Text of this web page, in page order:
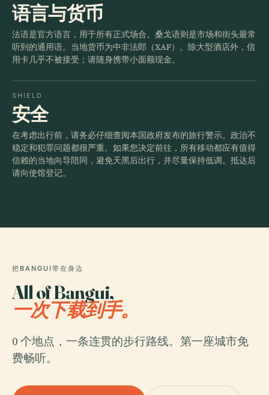
语言与货币
法语是官方语言，用于所有正式场合。桑戈语则是市场和街头最常
听到的通用语。当地货币为中非法郎（XAF）。除大型酒店外，信
用卡几乎不被接受；请随身携带小面额现金。
SHIELD
安全
在考虑出行前，请务必仔细查阅本国政府发布的旅行警示。政治不
稳定和犯罪问题都很严重。如果您决定前往，所有移动都应有值得
信赖的当地向导陪同，避免天黑后出行，并尽量保持低调。抵达后
请向使馆登记。
把BANGUI带在身边
All of Bangui,
一次下载到手。
0 个地点，一条连贯的步行路线。第一座城市免
费畅听。